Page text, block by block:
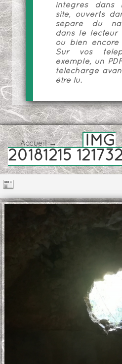
intégrés dans
site, ouverts
séparé du
dans le lecteur
ou bien encore
Sur vos
exemple, un
téléchargé
être lu.
Accueil→
IMG
20181215 121732